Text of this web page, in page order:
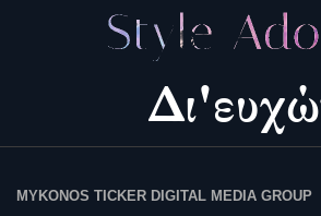
MYKONOS TICKER DIGITAL MEDIA GROUP